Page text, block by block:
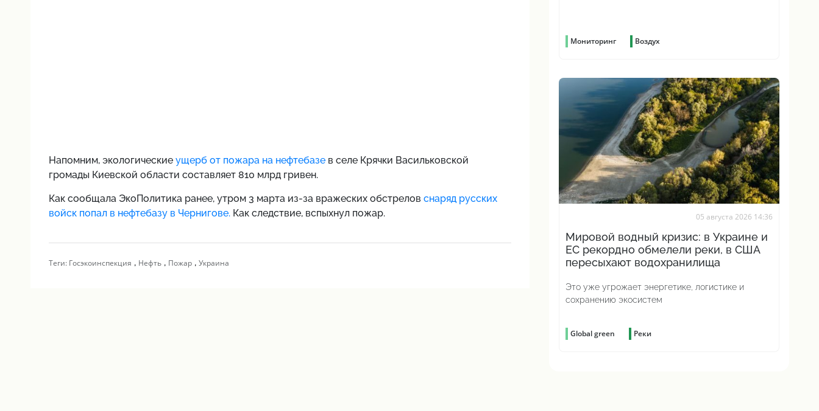
Напомним, экологические ущерб от пожара на нефтебазе в селе Крячки Васильковской
громады Киевской области составляет 810 млрд гривен.
Как сообщала ЭкоПолитика ранее, утром 3 марта из-за вражеских обстрелов снаряд русских
войск попал в нефтебазу в Чернигове. Как следствие, вспыхнул пожар.
Теги: Госэкоинспекция , Нефть, Пожар, Украина
Мониторинг Воздух
05 августа 2026 14:36
Мировой водный кризис: в Украине и
ЕС рекордно обмелели реки, в США
пересыхают водохранилища
Это уже угрожает энергетике, логистике и
сохранению экосистем
Global green Реки